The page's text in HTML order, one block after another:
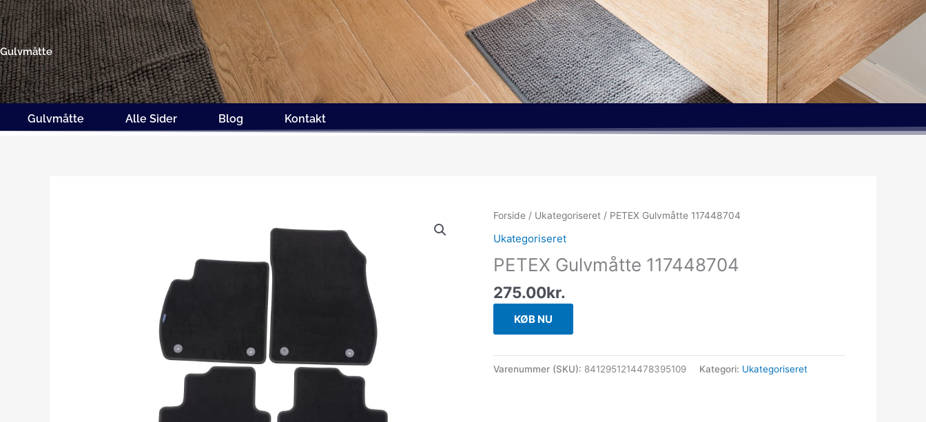
Gå
til
indholdet
Gulvmåtte
Gulvmåtte Alle Sider Blog Kontakt
Forside / Ukategoriseret / PETEX Gulvmåtte 117448704
Ukategoriseret
PETEX Gulvmåtte 117448704
275.00kr.
KØB NU
Varenummer (SKU): 8412951214478395109 Kategori: Ukategoriseret